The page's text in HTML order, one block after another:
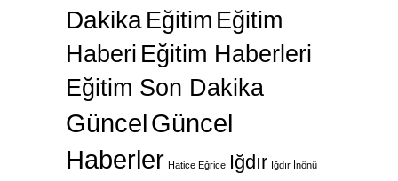
Dakika Eğitim Eğitim
Haberi Eğitim Haberleri
Eğitim Son Dakika
GüncelGüncel
Haberler Hatice Eğrice Iğdır Iğdır İnönü